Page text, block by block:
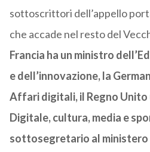
sottoscrittori dell’appello
che accade nel resto del
Francia ha un ministro
e dell’innovazione, la
Affari digitali, il Regno Unito
Digitale, cultura, media e
sottosegretario al ministero